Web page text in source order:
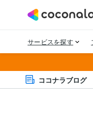
ココナラブログ